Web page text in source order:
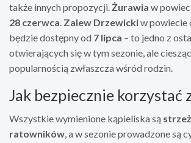
także innych propozycji. Żurawia w
28 czerwca Zalew Drzewickiw powiecie
będzie dostępny od 7 lipca – to jedno z
otwierających się w tym sezonie, ale
popularnością zwłaszcza wśród rodzin.
Jak bezpiecznie korzystać
Wszystkie wymienione kąpieliska są
ratowników , a w sezonie prowadzone są